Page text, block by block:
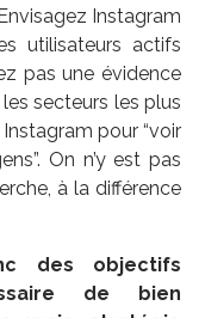
Instagram
utilisateurs actifs
pas une évidence
secteurs les plus
pour “voir
On n’y est pas
à la différence
des objectifs
de bien